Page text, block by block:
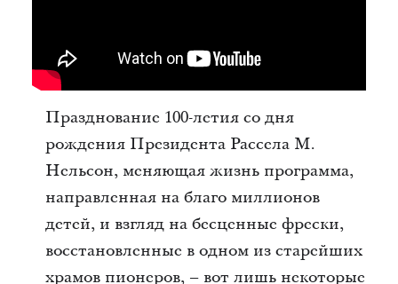
Празднование 100-летия со дня
рождения Президента Рассела М.
Нельсон, меняющая жизнь программа,
направленная на благо миллионов
детей, и взгляд на бесценные фрески,
восстановленные в одном из старейших
храмов пионеров, – вот лишь некоторые